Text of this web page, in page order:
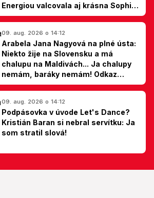
Energiou valcovala aj krásna Sophie
Ellis-Bextor (foto)
09. aug. 2026 o 14:12
Arabela Jana Nagyová na plné ústa:
Niekto žije na Slovensku a má
chalupu na Maldivách... Ja chalupy
nemám, baráky nemám! Odkaz
Slovákom
09. aug. 2026 o 14:12
Podpásovka v úvode Let's Dance?
Kristián Baran si nebral servítku: Ja
som stratil slová!